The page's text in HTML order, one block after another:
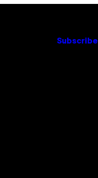
Subscribe